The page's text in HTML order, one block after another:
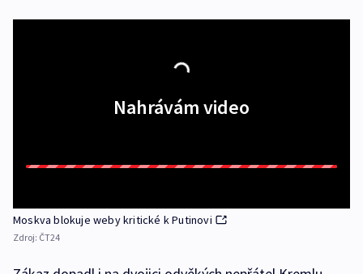
Nahrávám video
Moskva blokuje weby kritické k Putinovi
Zdroj: ČT24